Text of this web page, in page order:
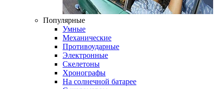
Популярные
Умные
Механические
Противоударные
Электронные
Скелетоны
Хронографы
На солнечной батарее